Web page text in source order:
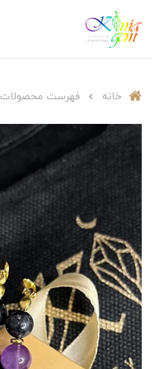
خانه فهرست محصولات